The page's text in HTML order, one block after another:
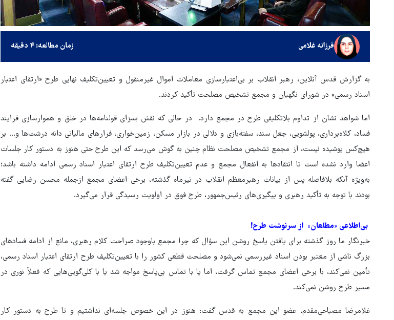
فرزانه غلامی زمان مطالعه: ۴ دقیقه
به گزارش قدس آنلاین، رهبر انقلاب بر بی‌اعتبارسازی معاملات اموال غیرمنقول و تعیین‌تکلیف نهایی طرح «ارتقای اعتبار
اسناد رسمی» در شورای نگهبان و مجمع تشخیص مصلحت تأکید کردند.
اما شواهد نشان از تداوم بلاتکلیفی طرح در مجمع دارد. در حالی که نقش بسزای قولنامه‌ها در خلق و هموارسازی فرایند
فساد، کلاه‌برداری، پولشویی، جعل سند، سفته‌بازی و دلالی در بازار مسکن، زمین‌خواری، فرارهای مالیاتی دانه درشت‌ها و... بر
هیچ‌کس پوشیده نیست، از مجمع تشخیص مصلحت نظام چنین به گوش می‌رسد که این طرح حتی هنوز به دستور کار جلسات
اعضا وارد نشده است تا انتقادها به انفعال مجمع و عدم تعیین‌تکلیف طرح ارتقای اعتبار اسناد رسمی ادامه داشته باشد؛
به‌ویژه آنکه بلافاصله پس از بیانات رهبرمعظم انقلاب در تیرماه گذشته، برخی اعضای مجمع ازجمله محسن رضایی گفته
بودند با توجه به تأکید رهبری و پیگیری‌های رئیس‌جمهور، طرح فوق در اولویت رسیدگی قرار می‌گیرد.
بی‌اطلاعی «مطلعان» از سرنوشت طرح!
خبرنگار ما روز گذشته برای یافتن پاسخ روشن این سؤال که چرا مجمع باوجود صراحت کلام رهبری، مانع از ادامه فسادهای
بزرگ ناشی از معتبر بودن اسناد غیررسمی نمی‌شود و مصلحت قطعی کشور را با تعیین‌تکلیف طرح ارتقای اعتبار اسناد رسمی،
تأمین نمی‌کند، با برخی اعضای مجمع تماس گرفت، اما یا با تماس بی‌پاسخ مواجه شد یا با کلی‌گویی‌هایی که فعلاً نوری در
مسیر طرح روشن نمی‌کند.
غلامرضا مصباحی‌مقدم، عضو این مجمع به قدس گفت: هنوز در این خصوص جلسه‌ای نداشتیم و تا طرح به دستور کار